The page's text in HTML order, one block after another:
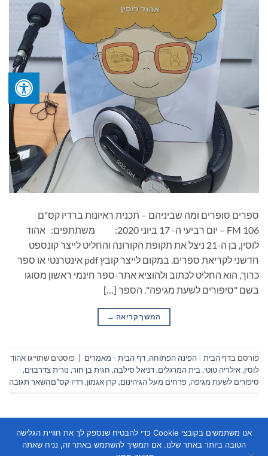
ספרים סופרים ומה שביניהם – תכנית ראיונות ברדיו קס"ם
106 FM – יום רביעי ה- 17 ביוני 2020: משתתפים: אהוד
לוסין, בן ה-21 ניצל את תקופת הקורונה והחליט לייצר קונספט
חדשני לקריאת ספרים. במקום לייצר קובץ pdf אינטרנטי או ספר
כרוך, הוא החליט לכתוב ולהוציא אתר-ספר חינמי ראשון מסוגו
בשם "סיפורים לשעת מגיפה". הספר […]
המשך קריאה →
פורסם בדף הבית - הפינה הפתוחה,דף הבית - מאמרים פוסטים שתוייגו אהוד
לוסין,אילריה טוטי,בית המרגלים,דניאל סילבה, חגית בן חור, נורית צדרבוים,
סיפורים לשעת מגיפה,פרחים מעל הגיהינום, קרן אגמון, רדיו קס"םהשאר תגובה
אנו משתמשים בקובצי Cookie כדי להבטיח שנספק לך את חוויית הגלישה
הטובה ביותר באתר שלנו. אם תמשיך להשתמש באתר זה, נניח שאתה